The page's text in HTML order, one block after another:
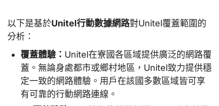
以下是基於Unitel行動數據網路對Unitel覆蓋範圍的
分析：
覆蓋體驗： Unitel在寮國各區域提供廣泛的網路覆
蓋。無論身處都市或鄉村地區，Unitel致力提供穩
定一致的網路體驗。用戶在該國多數區域皆可享
有可靠的行動網路連線。